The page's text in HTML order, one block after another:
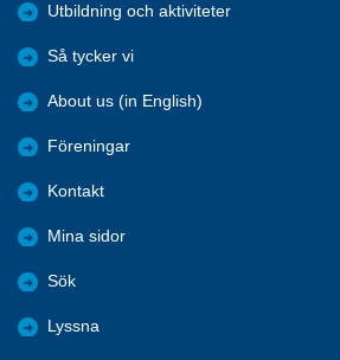
Utbildning och aktiviteter
Så tycker vi
About us (in English)
Föreningar
Kontakt
Mina sidor
Sök
Lyssna